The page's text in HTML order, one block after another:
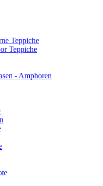
Teppiche
Teppiche
- Amphoren